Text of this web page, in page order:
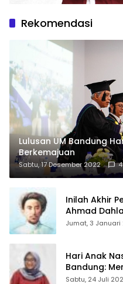
Rekomendasi
Lulusan UM Bandung
Berkemajuan
Sabtu, 17 Desember 2022 4
Inilah Akhir
Ahmad
Jumat, 3 Januari
Hari Anak
Bandung:
Bangsa
Sabtu, 24 Juli